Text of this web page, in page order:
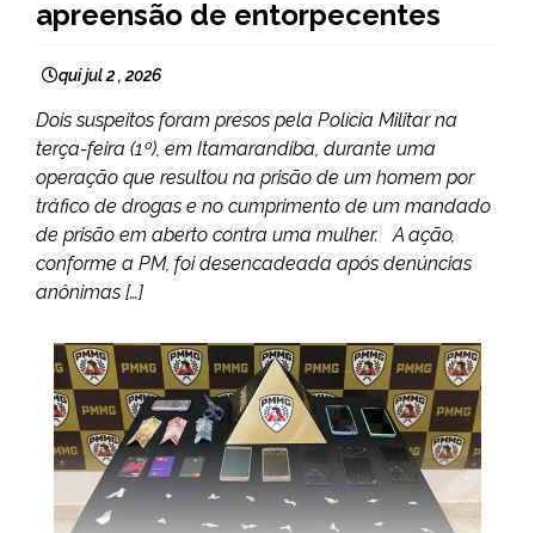
apreensão de entorpecentes
qui jul 2 , 2026
Dois suspeitos foram presos pela Polícia Militar na
terça-feira (1º), em Itamarandiba, durante uma
operação que resultou na prisão de um homem por
tráfico de drogas e no cumprimento de um mandado
de prisão em aberto contra uma mulher. A ação,
conforme a PM, foi desencadeada após denúncias
anônimas […]